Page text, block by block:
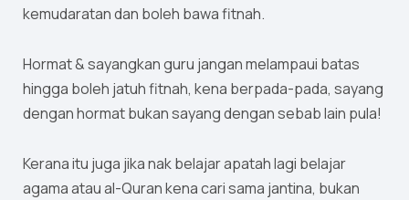
kemudaratan dan boleh bawa fitnah.
Hormat & sayangkan guru jangan melampaui batas
hingga boleh jatuh fitnah, kena berpada-pada, sayang
dengan hormat bukan sayang dengan sebab lain pula!
Kerana itu juga jika nak belajar apatah lagi belajar
agama atau al-Quran kena cari sama jantina, bukan